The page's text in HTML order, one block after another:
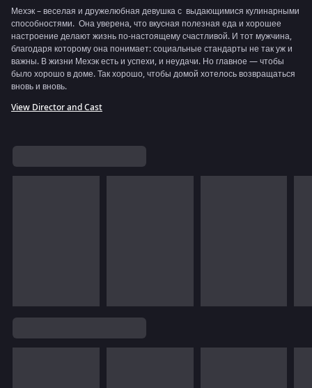
Мехэк – веселая и дружелюбная девушка с выдающимися кулинарными
способностями. Она уверена, что вкусная полезная еда и хорошее
настроение делают жизнь по-настоящему счастливой. И тот мужчина,
благодаря которому она понимает: социальные стандарты не так уж и
важны. В жизни Мехэк есть и успехи, и неудачи. Но главное — чтобы
было хорошо в доме. Так хорошо, чтобы домой хотелось возвращаться
вновь и вновь.
View Director and Cast